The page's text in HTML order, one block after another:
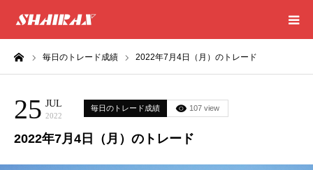
毎日のトレード成績 2022年7月4日（月）のトレード
25 JUL
2022
毎日のトレード成績 107 view
2022年7月4日（月）のトレード
HOME
RESULT
SUCCESS